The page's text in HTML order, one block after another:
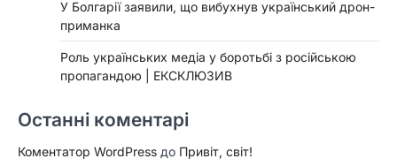
У Болгарії заявили, що вибухнув український дрон-
приманка
Роль українських медіа у боротьбі з російською
пропагандою | ЕКСКЛЮЗИВ
Останні коментарі
Коментатор WordPress до Привіт, світ!